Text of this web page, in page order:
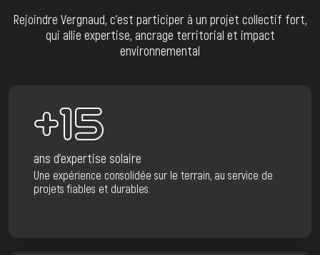
Rejoindre Vergnaud, c’est participer à un projet collectif fort,
qui allie expertise, ancrage territorial et impact
environnemental
+15
ans d'expertise solaire
Une expérience consolidée sur le terrain, au service de
projets fiables et durables.